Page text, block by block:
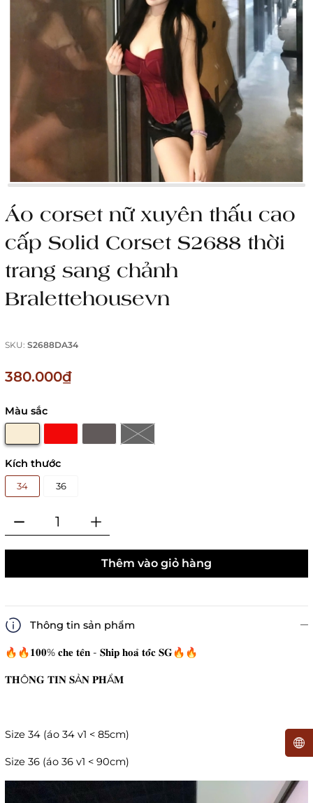
Áo corset nữ xuyên thấu cao
cấp Solid Corset S2688 thời
trang sang chảnh
Bralettehousevn
SKU: S2688DA34
380.000₫
Màu sắc
Kích thước
34 36
Thêm vào giỏ hàng
Thông tin sản phẩm
🔥🔥𝟏𝟎𝟎% 𝐜𝐡𝐞 𝐭𝐞̂𝐧 - 𝐒𝐡𝐢𝐩 𝐡𝐨𝐚̉ 𝐭𝐨̂́𝐜 𝐒𝐆🔥🔥
𝐓𝐇Ô𝐍𝐆 𝐓𝐈𝐍 𝐒Ả𝐍 𝐏𝐇Ẩ𝐌
Size 34 (áo 34 v1 < 85cm)
Size 36 (áo 36 v1 < 90cm)